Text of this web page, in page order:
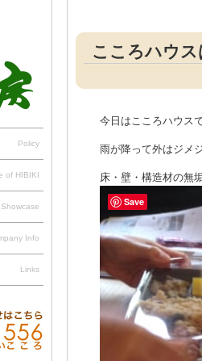
こころハウ
今日はこころハウス
雨が降って外はジメ
床・壁・構造材の無
Policy
of HIBIKI
Showcase
Info
Links
Save